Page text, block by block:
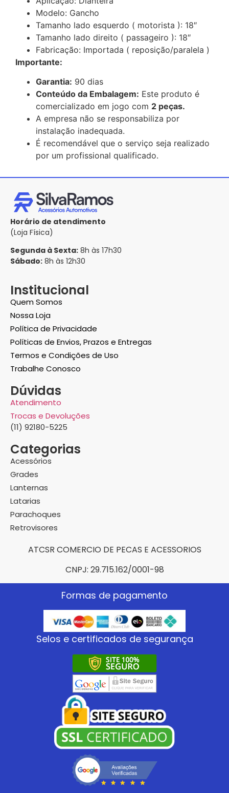
Modelo: Gancho
Tamanho lado esquerdo ( motorista ): 18″
Tamanho lado direito ( passageiro ): 18″
Fabricação: Importada ( reposição/paralela )
Importante:
Garantia: 90 dias
Conteúdo da Embalagem: Este produto é
comercializado em jogo com 2 peças.
A empresa não se responsabiliza por
instalação inadequada.
É recomendável que o serviço seja realizado
por um profissional qualificado.
Horário de atendimento
(Loja Física)
Segunda à Sexta: 8h às 17h30
Sábado: 8h às 12h30
Institucional
Quem Somos
Nossa Loja
Política de Privacidade
Políticas de Envios, Prazos e Entregas
Termos e Condições de Uso
Trabalhe Conosco
Dúvidas
Atendimento
Trocas e Devoluções
(11) 92180-5225
Categorias
Acessórios
Grades
Lanternas
Latarias
Parachoques
Retrovisores
ATCSR COMERCIO DE PECAS E ACESSORIOS
CNPJ: 29.715.162/0001-98
Formas de pagamento
Selos e certificados de segurança